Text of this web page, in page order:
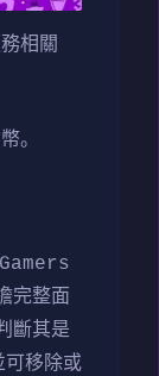
相關
。
完整面
斷其是
移除或